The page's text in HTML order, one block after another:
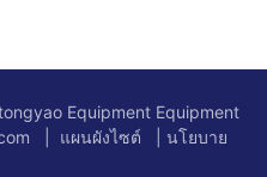
Equipment Equipment
|
แผนผังไซต์
นโยบาย